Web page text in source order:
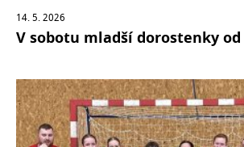
14. 5. 2026
V sobotu mladší dorostenky od